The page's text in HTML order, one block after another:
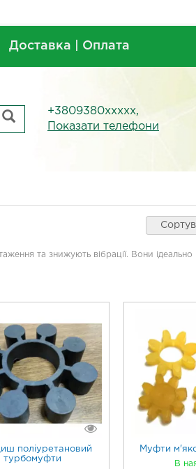
Доставка | Оплата
+3809380xxxxx,
Показати телефони
та знижують вібрації. Вони ідеально
поліуретановий
турбомуфти
Муфти
В